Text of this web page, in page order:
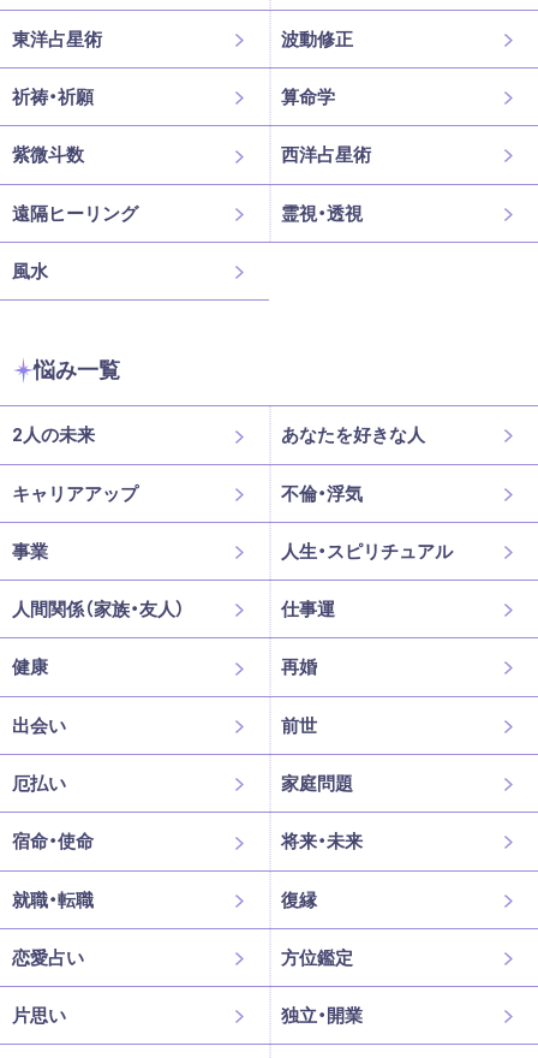
東洋占星術 波動修正
祈祷・祈願 算命学
紫微斗数 西洋占星術
遠隔ヒーリング 霊視・透視
風水
悩み一覧
2人の未来 あなたを好きな人
キャリアアップ 不倫・浮気
事業 人生・スピリチュアル
人間関係（家族・友人） 仕事運
健康 再婚
出会い 前世
厄払い 家庭問題
宿命・使命 将来・未来
就職・転職 復縁
恋愛占い 方位鑑定
片思い 独立・開業